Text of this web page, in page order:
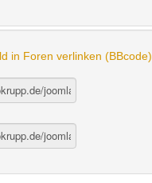
in Foren verlinken (BBcode)